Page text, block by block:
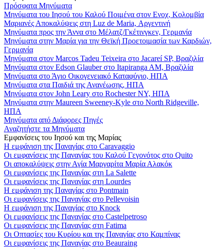
Πρόσφατα Μηνύματα
Μηνύματα του Ιησού του Καλού Ποιμένα στον Ενοχ, Κολομβία
Μαριανές Αποκαλύψεις στη Luz de Maria, Αργεντινή
Μηνύματα προς την Άννα στο Μέλατζ/Γκέτινγκεν, Γερμανία
Μηνύματα στην Μαρία για την Θεϊκή Προετοιμασία των Καρδιών,
Γερμανία
Μηνύματα στον Marcos Tadeu Teixeira στο Jacareí SP, Βραζιλία
Μηνύματα στον Edson Glauber στο Itapiranga AM, Βραζιλία
Μηνύματα στο Άγιο Οικογενειακό Καταφύγιο, ΗΠΑ
Μηνύματα στα Παιδιά της Ανανέωσης, ΗΠΑ
Μηνύματα στον John Leary στο Rochester NY, ΗΠΑ
Μηνύματα στην Maureen Sweeney-Kyle στο North Ridgeville,
ΗΠΑ
Μηνύματα από Διάφορες Πηγές
Αναζητήστε τα Μηνύματα
Εμφανίσεις του Ιησού και της Μαρίας
Η εμφάνιση της Παναγίας στο Caravaggio
Οι εμφανίσεις της Παναγίας του Καλού Γεγονότος στο Quito
Οι αποκαλύψεις στην Αγία Μαργαρίτα Μαρία Αλακόκ
Οι εμφανίσεις της Παναγίας στη La Salette
Οι εμφανίσεις της Παναγίας στη Lourdes
Η εμφάνιση της Παναγίας στο Pontmain
Οι εμφανίσεις της Παναγίας στο Pellevoisin
Η εμφάνιση της Παναγίας στο Knock
Οι εμφανίσεις της Παναγίας στο Castelpetroso
Οι εμφανίσεις της Παναγίας στη Fatima
Οι Οπτασίες του Κυρίου και της Παναγίας στο Καμπίνας
Οι εμφανίσεις της Παναγίας στο Beauraing